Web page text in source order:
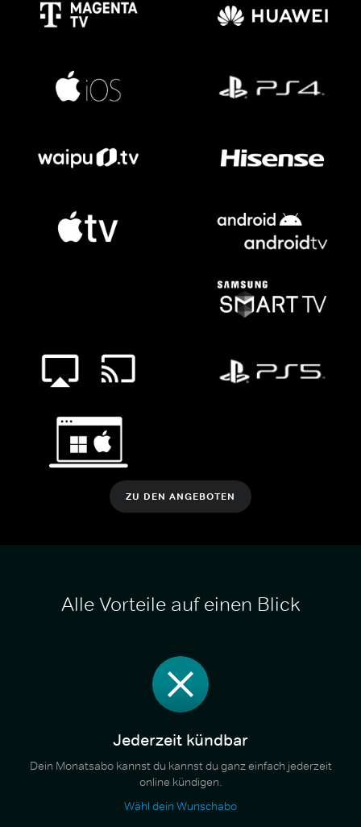
ZU DEN ANGEBOTEN
Alle Vorteile auf einen Blick
Jederzeit kündbar
Dein Monatsabo kannst du kannst du ganz einfach jederzeit
online kündigen.
Wähl dein Wunschabo